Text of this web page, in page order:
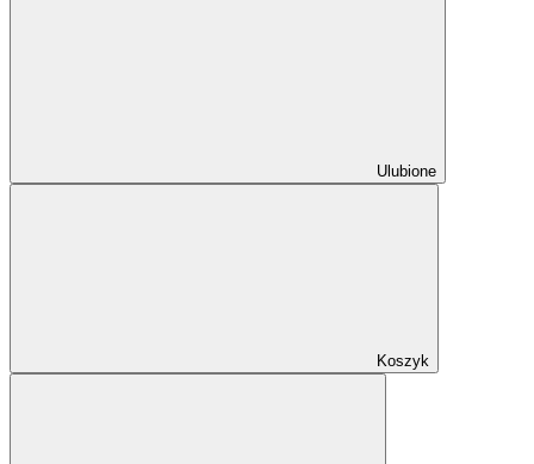
Ulubione
Koszyk